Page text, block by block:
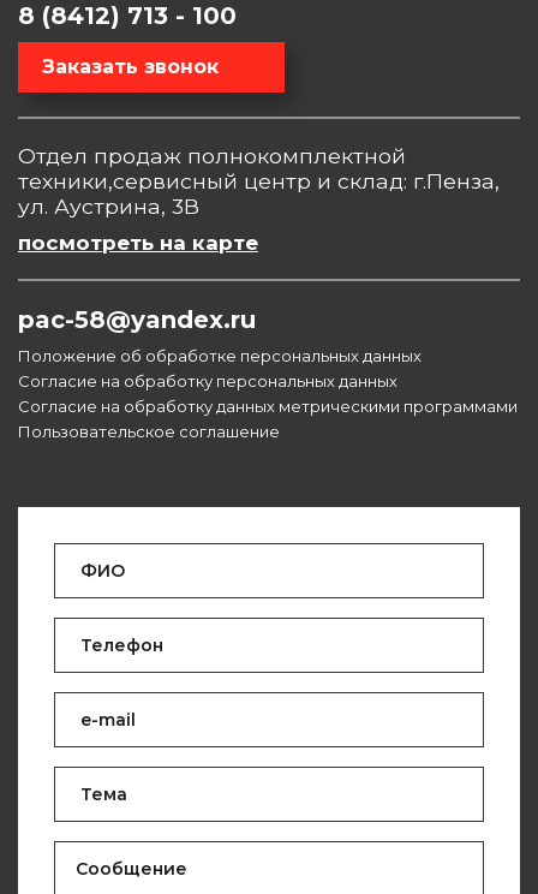
8 (8412) 713 - 100
Заказать звонок
Отдел продаж полнокомплектной
техники,сервисный центр и склад: г.Пенза,
ул. Аустрина, 3В
посмотреть на карте
pac-58@yandex.ru
Положение об обработке персональных данных
Согласие на обработку персональных данных
Согласие на обработку данных метрическими программами
Пользовательское соглашение